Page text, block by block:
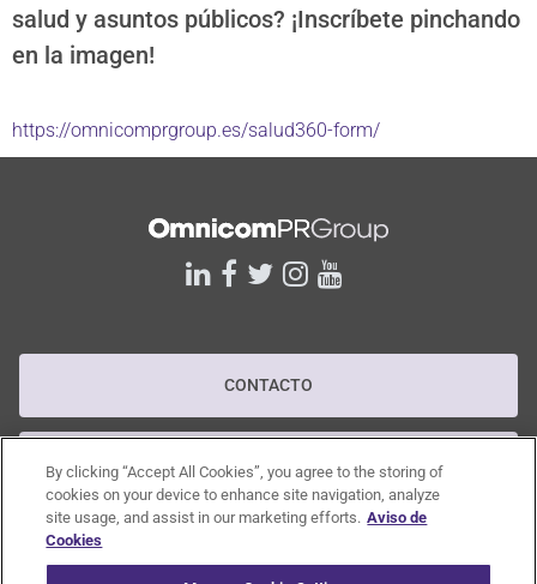
salud y asuntos públicos? ¡Inscríbete pinchando
en la imagen!
https://omnicomprgroup.es/salud360-form/
linkedin
facebook
twitterinstagram
youtube
CONTACTO
POLÍTICA DE PRIVACIDAD
By clicking “Accept All Cookies”, you agree to the storing of
cookies on your device to enhance site navigation, analyze
site usage, and assist in our marketing efforts. Aviso de
Cookies